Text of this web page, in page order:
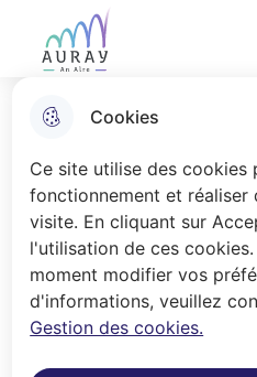
Cookies
Ce site utilise des cookies
fonctionnement et réaliser
visite. En cliquant sur
l'utilisation de ces
moment modifier vos
d'informations, veuillez
Gestion des cookies.
Aller
au
menu
Ville Auray
Accueil
Les inscriptions
publiques d'Auray
service Enfance-